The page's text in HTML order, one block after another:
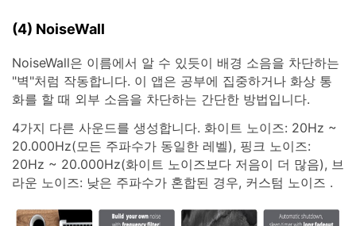
(4) NoiseWall
NoiseWall은 이름에서 알 수 있듯이 배경 소음을 차단하는
"벽"처럼 작동합니다. 이 앱은 공부에 집중하거나 화상 통
화를 할 때 외부 소음을 차단하는 간단한 방법입니다.
4가지 다른 사운드를 생성합니다. 화이트 노이즈: 20Hz ~
20.000Hz(모든 주파수가 동일한 레벨), 핑크 노이즈:
20Hz ~ 20.000Hz(화이트 노이즈보다 저음이 더 많음), 브
라운 노이즈: 낮은 주파수가 혼합된 경우, 커스텀 노이즈 .